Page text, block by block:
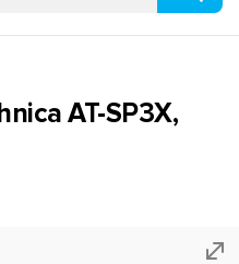
AT-SP3X,